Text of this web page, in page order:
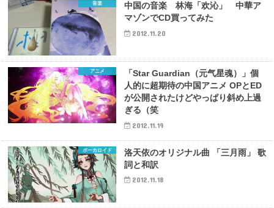
音楽
中国の音楽 林海「欢沁」 中華ア
マゾンでCD買ってみた
2012.11.20
アニメ
「Star Guardian（元气星魂）」個
人的に超期待の中国アニメ OPとED
が公開されたけどやっぱり斜め上過
ぎる（笑
2012.11.19
ボーカロイド
洛天依のオリジナル曲 「三月雨」 歌
詞と和訳
2012.11.18